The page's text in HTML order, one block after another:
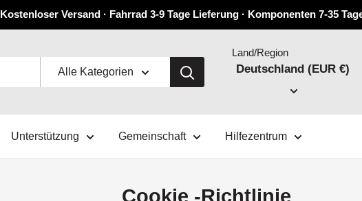
Kostenloser Versand · Fahrrad 3-9 Tage Lieferung · Komponenten 7-35
Alle Kategorien
Land/Region
Deutschland (EUR €)
Unterstützung Gemeinschaft Hilfezentrum
Cookie -Richtlinie